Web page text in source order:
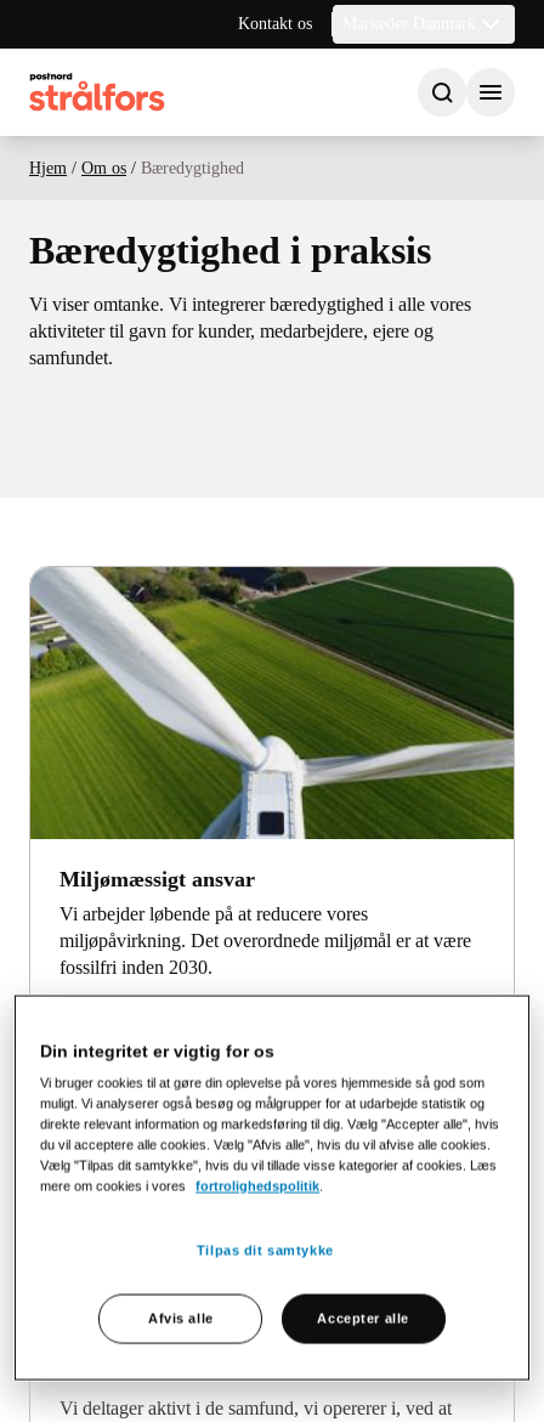
Kontakt os
Hjem / Om os / Bæredygtighed
Bæredygtighed i praksis
Vi viser omtanke. Vi integrerer bæredygtighed i alle vores
aktiviteter til gavn for kunder, medarbejdere, ejere og
samfundet.
Miljømæssigt ansvar
Vi arbejder løbende på at reducere vores
miljøpåvirkning. Det overordnede miljømål er at være
fossilfri inden 2030.
Socialt ansvar
Vi deltager aktivt i de samfund, vi opererer i, ved at
Din integritet er vigtig for os
Vi bruger cookies til at gøre din oplevelse på vores hjemmeside så god som
muligt. Vi analyserer også besøg og målgrupper for at udarbejde statistik og
direkte relevant information og markedsføring til dig. Vælg "Accepter alle", hvis
du vil acceptere alle cookies. Vælg "Afvis alle", hvis du vil afvise alle cookies.
Vælg "Tilpas dit samtykke", hvis du vil tillade visse kategorier af cookies. Læs
mere om cookies i vores
fortrolighedspolitik
Tilpas dit samtykke
Afvis alle Accepter alle